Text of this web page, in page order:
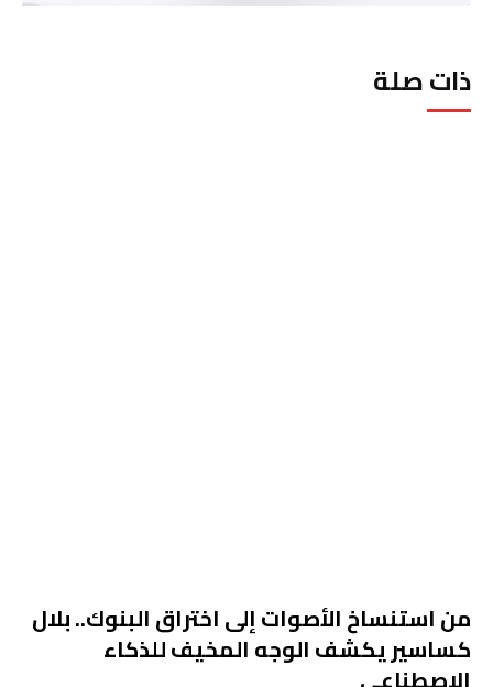
ذات صلة
من استنساخ الأصوات إلى اختراق البنوك.. بلال
كساسير يكشف الوجه المخيف للذكاء